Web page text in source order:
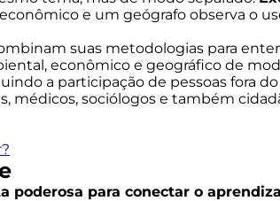
e um geógrafo observa o
suas metodologias para
econômico e geográfico de
a participação de pessoas fora
médicos, sociólogos e também
para conectar o